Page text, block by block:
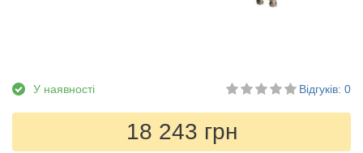
У наявності Відгуків: 0
18 243 грн